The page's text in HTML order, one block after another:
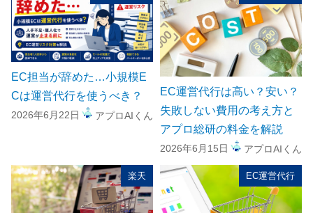
EC担当が辞めた…小規模E
Cは運営代行を使うべき？
2026年6月22日 アプロAIくん
EC運営代行は高い？安い？
失敗しない費用の考え方と
アプロ総研の料金を解説
2026年6月15日 アプロAIくん
楽天 EC運営代行